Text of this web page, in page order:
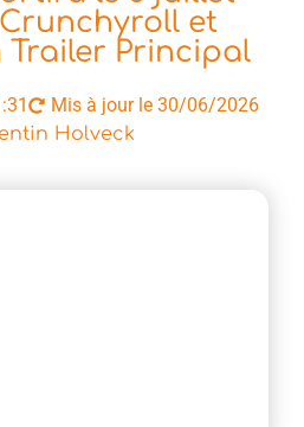
et
Trailer Principal
Mis à jour le 30/06/2026
Holveck